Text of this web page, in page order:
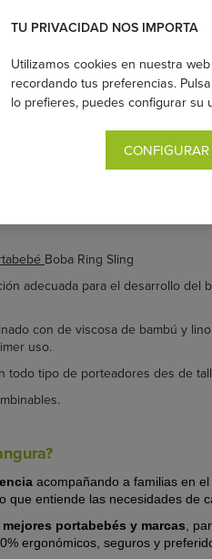
ergonómico formado por
la espalda y un solo hombro.
Sling
fabricada con una
estaciones. Amorosa para usar
a vuestro peque des del
Boba Ring Sling
adecuada para el desarrollo del
con de viscosa de bambú y
uso.
todo tipo de porteadores des de
acompañando a familias en
que entiende las necesidades de
portabebés y marcas,
ergonómicos, seguros y
TU PRIVACIDAD NOS IMPORTA
Utilizamos cookies en nuestra
recordando tus preferencias.
lo prefieres, puedes configurar su